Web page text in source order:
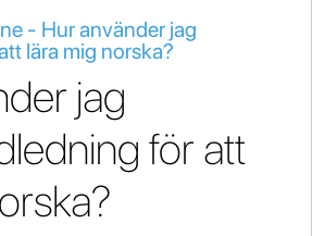
- Hur använder jag
lära mig norska?
jag
för att